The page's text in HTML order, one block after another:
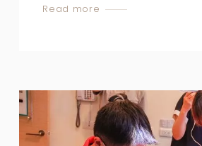
Read more